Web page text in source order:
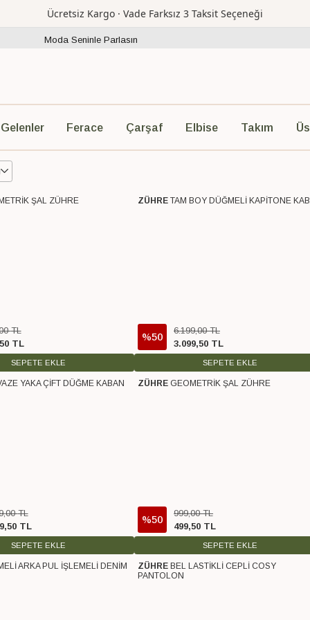
Ücretsiz Kargo · Vade Farksız 3 Taksit Seçeneği
Moda Seninle Parlasın
Ferace Çarşaf Elbise Takım
ŞAL ZÜHRE
TL
50 TL
SEPETE EKLE
Ücretsiz Kargo
ZÜHRE TAM BOY DÜĞMELİ KAPİTONE
%50
6.199,00 TL
3.099,50 TL
SEPETE EKLE
YAKA ÇİFT DÜĞME KABAN
,00 TL
,50 TL
SEPETE EKLE
Ücretsiz Kargo
ZÜHRE GEOMETRİK ŞAL ZÜHRE
%50
999,00 TL
499,50 TL
SEPETE EKLE
ARKA PUL İŞLEMELİ DENİM
Ücretsiz Kargo
ZÜHRE BEL LASTİKLİ CEPLİ COSY
PANTOLON